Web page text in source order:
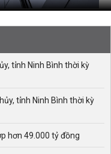
tỉnh Ninh Bình thời kỳ
tỉnh Ninh Bình thời kỳ
hơn 49.000 tỷ đồng